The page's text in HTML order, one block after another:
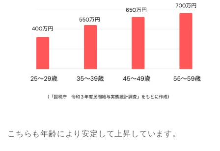
こちらも年齢により安定して上昇しています。